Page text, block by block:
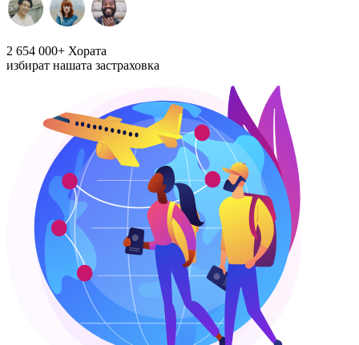
2 654 000+ Хората
избират нашата застраховка